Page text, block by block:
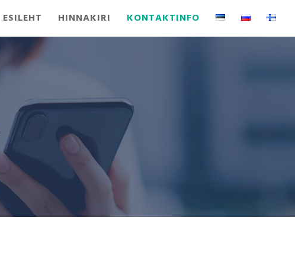
ESILEHT HINNAKIRI KONTAKTINFO